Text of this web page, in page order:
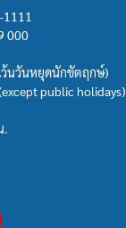
000
ว้นวันหยุดนักขัตฤกษ์)
public holidays)
.